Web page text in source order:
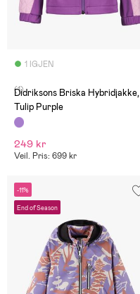
1 IGJEN
(1)
Didriksons Briska Hybridjakke,
Tulip Purple
249 kr
Veil. Pris: 699 kr
-11%
End of Season